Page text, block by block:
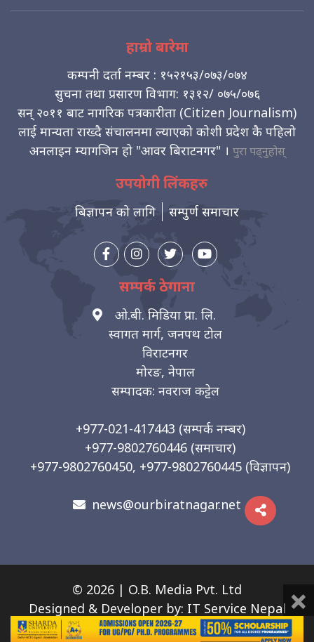
हाम्रो बारेमा
कम्पनी दर्ता नम्बर : १५२१५३/०७३/०७४
सुचना तथा प्रसारण विभाग: १३१२/ ०७५/०७६
सन् २०११ बाट नागरिक पत्रकारीता (Citizen Journalism)
लाई मान्यता राख्दै संचालनमा ल्याएको कोशी प्रदेश कै पहिलो
अनलाइन म्यागजिन हो "आवर बिराटनगर" । पुरा पढ्नुहोस्
उपयोगी लिंकहरु
बिज्ञापन को लागि सम्पुर्ण समाचार
सम्पर्क ठेगाना
ओ.बी. मिडिया प्रा. लि.
स्वागत मार्ग, जनपथ टोल
विराटनगर
मोरङ, नेपाल
सम्पादक: नवराज कट्टेल
+977-021-417443 (सम्पर्क नम्बर)
+977-9802760446 (समाचार)
+977-9802760450, +977-9802760445 (विज्ञापन)
news@ourbiratnagar.net
© 2026 | O.B. Media Pvt. Ltd
Designed & Developer by: IT Service Nepal ×